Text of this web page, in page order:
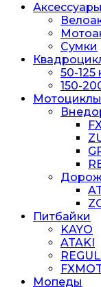
Аксессуары
Сумки
50-125
150-
Мотоциклы
Питбайки
KAYO
ATAKI
Мопеды